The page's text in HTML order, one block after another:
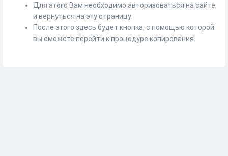
Для этого Вам необходимо авторизоваться на сайте
и вернуться на эту страницу.
После этого здесь будет кнопка, с помощью которой
вы сможете перейти к процедуре копирования.